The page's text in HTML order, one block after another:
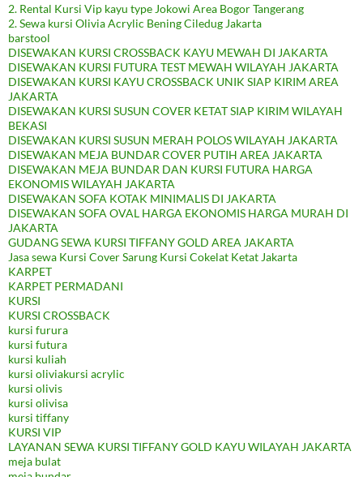
2. Rental Kursi Vip kayu type Jokowi Area Bogor Tangerang
2. Sewa kursi Olivia Acrylic Bening Ciledug Jakarta
barstool
DISEWAKAN KURSI CROSSBACK KAYU MEWAH DI JAKARTA
DISEWAKAN KURSI FUTURA TEST MEWAH WILAYAH JAKARTA
DISEWAKAN KURSI KAYU CROSSBACK UNIK SIAP KIRIM AREA
JAKARTA
DISEWAKAN KURSI SUSUN COVER KETAT SIAP KIRIM WILAYAH
BEKASI
DISEWAKAN KURSI SUSUN MERAH POLOS WILAYAH JAKARTA
DISEWAKAN MEJA BUNDAR COVER PUTIH AREA JAKARTA
DISEWAKAN MEJA BUNDAR DAN KURSI FUTURA HARGA
EKONOMIS WILAYAH JAKARTA
DISEWAKAN SOFA KOTAK MINIMALIS DI JAKARTA
DISEWAKAN SOFA OVAL HARGA EKONOMIS HARGA MURAH DI
JAKARTA
GUDANG SEWA KURSI TIFFANY GOLD AREA JAKARTA
Jasa sewa Kursi Cover Sarung Kursi Cokelat Ketat Jakarta
KARPET
KARPET PERMADANI
KURSI
KURSI CROSSBACK
kursi furura
kursi futura
kursi kuliah
kursi oliviakursi acrylic
kursi olivis
kursi olivisa
kursi tiffany
KURSI VIP
LAYANAN SEWA KURSI TIFFANY GOLD KAYU WILAYAH JAKARTA
meja bulat